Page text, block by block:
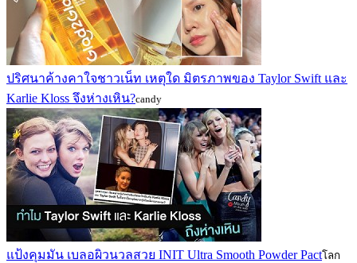
ปริศนาค้างคาใจชาวเน็ท เหตุใด มิตรภาพของ Taylor Swift และ
Karlie Kloss จึงห่างเหิน?candy
แป้งคุมมัน เบลอผิวนวลสวย INIT Ultra Smooth Powder Pactโลก